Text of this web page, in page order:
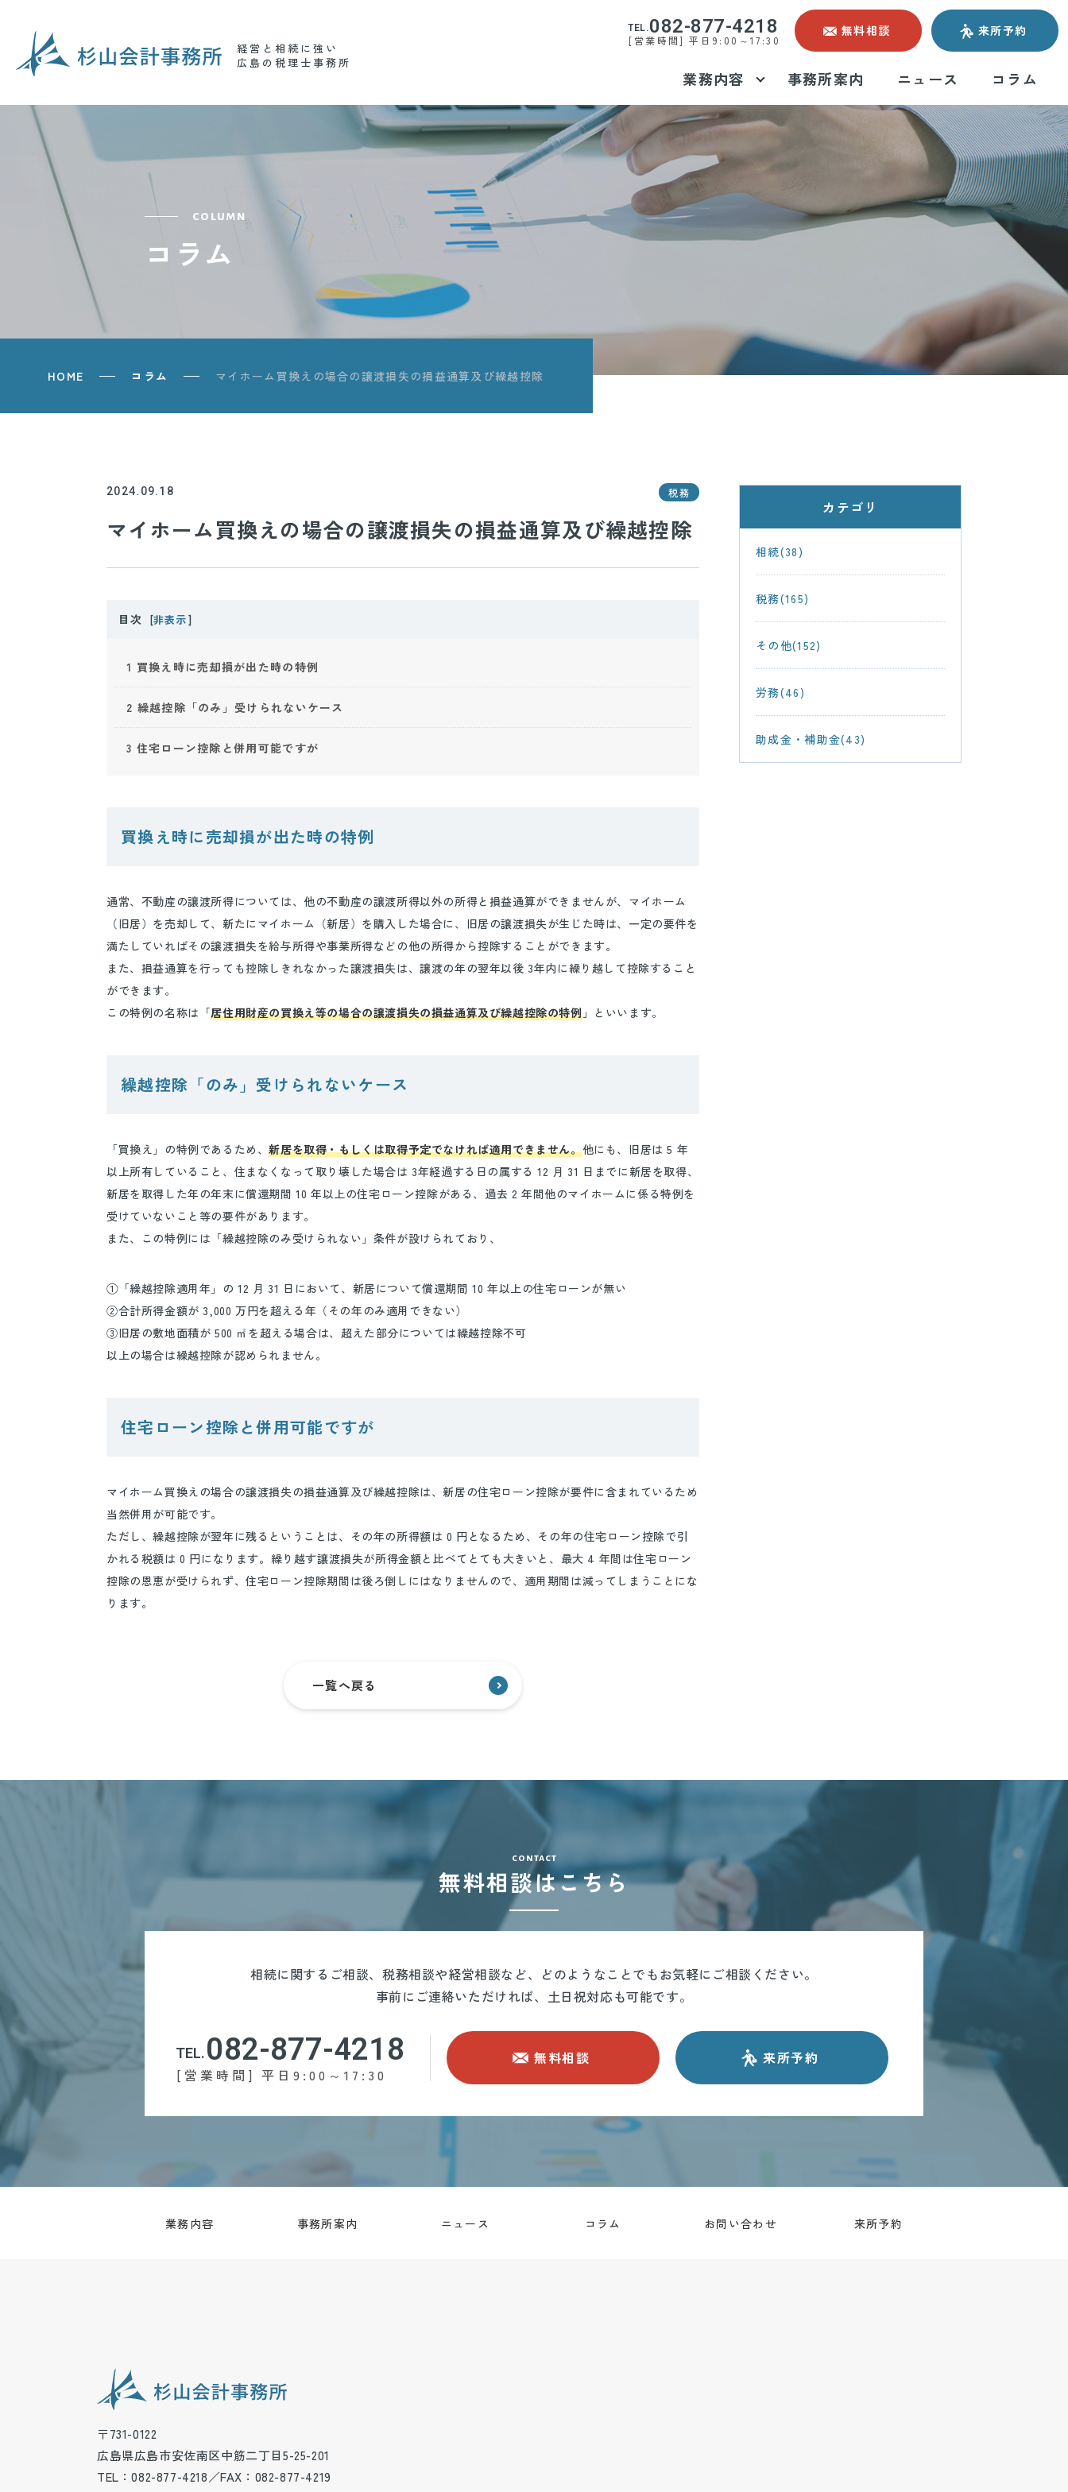
経営と相続に強い
広島の税理士事務所
TEL. 082-877-4218
[営業時間] 平日9:00～17:30
無料相談 来所予約
業務内容 事務所案内 ニュース コラム
column
コラム
HOME コラム マイホーム買換えの場合の譲渡損失の損益通算及び繰越控除
2024.09.18 税務
マイホーム買換えの場合の譲渡損失の損益通算及び繰越控除
目次 [非表示]
1 買換え時に売却損が出た時の特例
2 繰越控除「のみ」受けられないケース
3 住宅ローン控除と併用可能ですが
買換え時に売却損が出た時の特例
通常、不動産の譲渡所得については、他の不動産の譲渡所得以外の所得と損益通算ができませんが、マイホーム
（旧居）を売却して、新たにマイホーム（新居）を購入した場合に、旧居の譲渡損失が生じた時は、一定の要件を
満たしていればその譲渡損失を給与所得や事業所得などの他の所得から控除することができます。
また、損益通算を行っても控除しきれなかった譲渡損失は、譲渡の年の翌年以後 3年内に繰り越して控除すること
ができます。
この特例の名称は「居住用財産の買換え等の場合の譲渡損失の損益通算及び繰越控除の特例」といいます。
繰越控除「のみ」受けられないケース
「買換え」の特例であるため、新居を取得・もしくは取得予定でなければ適用できません。他にも、旧居は 5 年
以上所有していること、住まなくなって取り壊した場合は 3年経過する日の属する 12 月 31 日までに新居を取得、
新居を取得した年の年末に償還期間 10 年以上の住宅ローン控除がある、過去 2 年間他のマイホームに係る特例を
受けていないこと等の要件があります。
また、この特例には「繰越控除のみ受けられない」条件が設けられており、
①「繰越控除適用年」の 12 月 31 日において、新居について償還期間 10 年以上の住宅ローンが無い
②合計所得金額が 3,000 万円を超える年（その年のみ適用できない）
③旧居の敷地面積が 500 ㎡を超える場合は、超えた部分については繰越控除不可
以上の場合は繰越控除が認められません。
住宅ローン控除と併用可能ですが
マイホーム買換えの場合の譲渡損失の損益通算及び繰越控除は、新居の住宅ローン控除が要件に含まれているため
当然併用が可能です。
ただし、繰越控除が翌年に残るということは、その年の所得額は 0 円となるため、その年の住宅ローン控除で引
かれる税額は 0 円になります。繰り越す譲渡損失が所得金額と比べてとても大きいと、最大 4 年間は住宅ローン
控除の恩恵が受けられず、住宅ローン控除期間は後ろ倒しにはなりませんので、適用期間は減ってしまうことにな
ります。
一覧へ戻る
カテゴリ
相続(38)
税務(165)
その他(152)
労務(46)
助成金・補助金(43)
contact
無料相談はこちら
相続に関するご相談、税務相談や経営相談など、どのようなことでもお気軽にご相談ください。
事前にご連絡いただければ、土日祝対応も可能です。
TEL.082-877-4218
[営業時間] 平日9:00～17:30
無料相談 来所予約
業務内容 事務所案内 ニュース コラム お問い合わせ 来所予約
〒731-0122
広島県広島市安佐南区中筋二丁目5-25-201
TEL：082-877-4218／FAX：082-877-4219